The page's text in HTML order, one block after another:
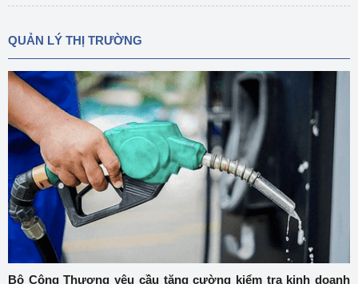
QUẢN LÝ THỊ TRƯỜNG
Bộ Công Thương yêu cầu tăng cường kiểm tra kinh doanh